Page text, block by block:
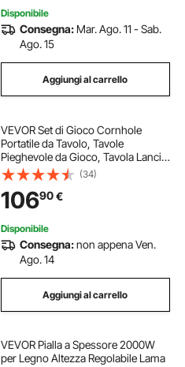
Disponibile
Consegna: Mar. Ago. 11 - Sab.
Ago. 15
Aggiungi al carrello
VEVOR Set di Gioco Cornhole
Portatile da Tavolo, Tavole
Pieghevole da Gioco, Tavola Lancio
Portatile in Legno Massello, Gioco
Cornhole per Adulti, 8 Sacchetti di
Fagioli, 1255 x 600 x 302 mm
(34)
10690€
Disponibile
Consegna:non appena Ven.
Ago. 14
Aggiungi al carrello
VEVOR Pialla a Spessore 2000W
per Legno Altezza Regolabile Lama